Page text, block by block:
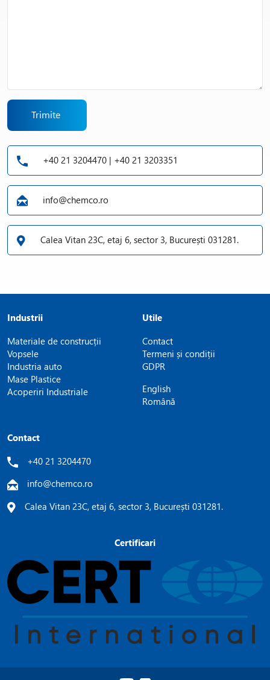
Trimite
+40 21 3204470 | +40 21 3203351
info@chemco.ro
Calea Vitan 23C, etaj 6, sector 3, București 031281.
Industrii
Materiale de construcții
Vopsele
Industria auto
Mase Plastice
Acoperiri Industriale
Utile
Contact
Termeni și condiții
GDPR
English
Română
Contact
+40 21 3204470
info@chemco.ro
Calea Vitan 23C, etaj 6, sector 3, București 031281.
Certificari